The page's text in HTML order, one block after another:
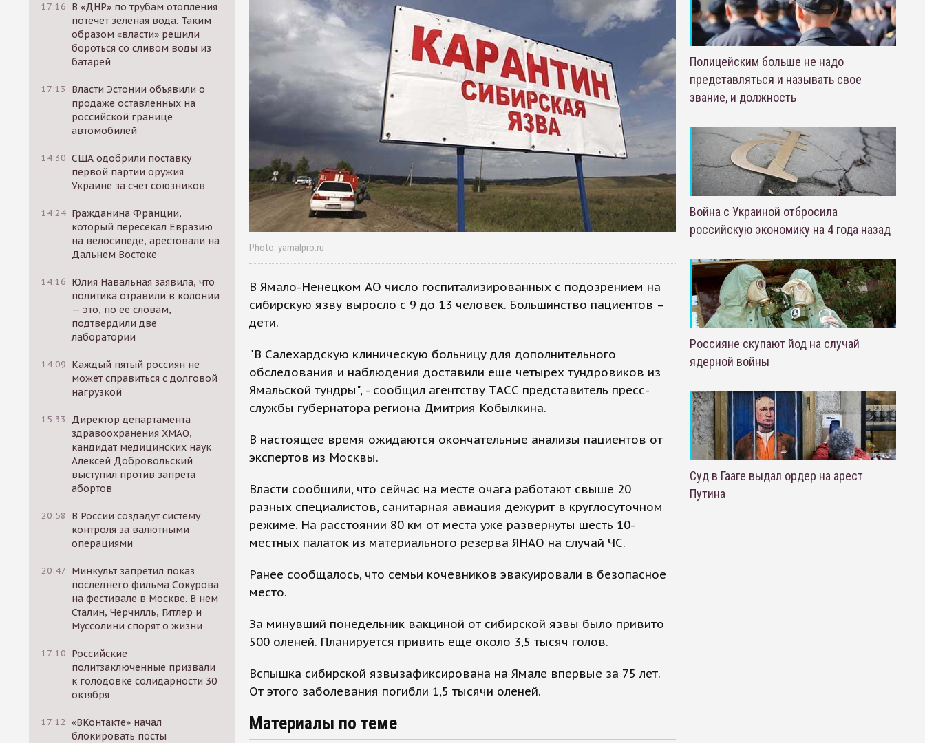
17:16 В «ДНР» по трубам отопления
потечет зеленая вода. Таким
образом «власти» решили
бороться со сливом воды из
батарей
17:13
Власти Эстонии объявили о
продаже оставленных на
российской границе
автомобилей
14:30 США одобрили поставку
первой партии оружия
Украине за счет союзников
14:24 Гражданина Франции,
который пересекал Евразию
на велосипеде, арестовали на
Дальнем Востоке
14:16 Юлия Навальная заявила, что
политика отравили в колонии
— это, по ее словам,
подтвердили две
лаборатории
14:09 Каждый пятый россиян не
может справиться с долговой
нагрузкой
15:33
Директор департамента
здравоохранения ХМАО,
кандидат медицинских наук
Алексей Добровольский
выступил против запрета
абортов
20:58
В России создадут систему
контроля за валютными
операциями
20:47 Минкульт запретил показ
последнего фильма Сокурова
на фестивале в Москве. В нем
Сталин, Черчилль, Гитлер и
Муссолини спорят о жизни
17:10 Российские
политзаключенные призвали
к голодовке солидарности 30
октября
17:12 «ВКонтакте» начал
блокировать посты
Photo: yamalpro.ru
В Ямало-Ненецком АО число госпитализированных с подозрением на
сибирскую язву выросло с 9 до 13 человек. Большинство пациентов –
дети.
"В Салехардскую клиническую больницу для дополнительного
обследования и наблюдения доставили еще четырех тундровиков из
Ямальской тундры", - сообщил агентству ТАСС представитель пресс-
службы губернатора региона Дмитрия Кобылкина.
В настоящее время ожидаются окончательные анализы пациентов от
экспертов из Москвы.
Власти сообщили, что сейчас на месте очага работают свыше 20
разных специалистов, санитарная авиация дежурит в круглосуточном
режиме. На расстоянии 80 км от места уже развернуты шесть 10-
местных палаток из материального резерва ЯНАО на случай ЧС.
Ранее сообщалось, что семьи кочевников эвакуировали в безопасное
место.
За минувший понедельник вакциной от сибирской язвы было привито
500 оленей. Планируется привить еще около 3,5 тысяч голов.
Вспышка сибирской язвызафиксирована на Ямале впервые за 75 лет.
От этого заболевания погибли 1,5 тысячи оленей.
Материалы по теме
Полицейским больше не надо
представляться и называть свое
звание, и должность
Война с Украиной отбросила
российскую экономику на 4 года назад
Россияне скупают йод на случай
ядерной войны
Суд в Гааге выдал ордер на арест
Путина